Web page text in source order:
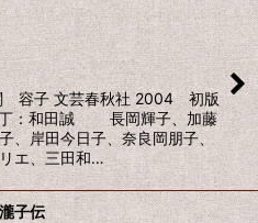
容子 文芸春秋社 2004 初版
：和田誠 長岡輝子、加藤
、岸田今日子、奈良岡朋子、
エ、三田和…
子伝